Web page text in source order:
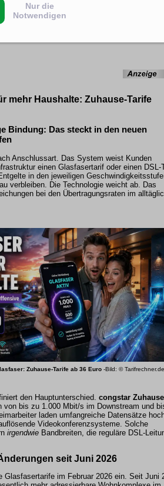
mehr Haushalte: Zuhause-Tarife
Bindung: Das steckt in den neuen
Anschlussart. Das System weist Kunden
einen Glasfasertarif oder einen DSL-
in den jeweiligen
verbleiben. Die Technologie weicht ab. Das
bei den Übertragungsraten im
Zuhause-Tarife ab 36 Euro -Bild: © Tarifrechner.de
den Hauptunterschied. congstar Zuhause
von bis zu 1.000 Mbit/s im Downstream und
laden umfangreiche Datensätze
Videokonferenzsysteme. Solche
irgendwie Bandbreiten, die reguläre DSL-
seit Juni 2026
Glasfasertarife im Februar 2026 ein. Seit Juni
Nur die
Notwendigen